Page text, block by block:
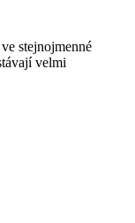
stejnojmenné
velmi